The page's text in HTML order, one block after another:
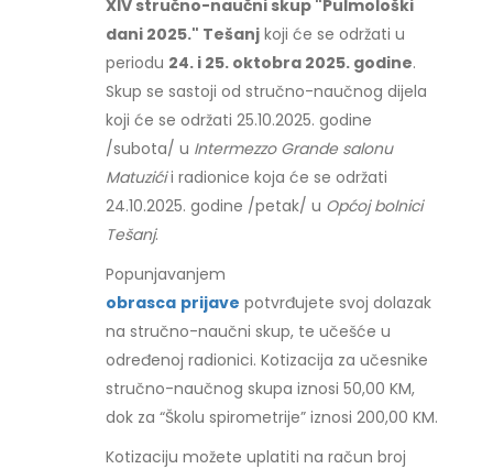
XIV stručno-naučni skup "Pulmološki
dani 2025." Tešanj koji će se održati u
periodu 24. i 25. oktobra 2025. godine.
Skup se sastoji od stručno-naučnog dijela
koji će se održati 25.10.2025. godine
/subota/ u Intermezzo Grande salonu
Matuzićii radionice koja će se održati
24.10.2025. godine /petak/ u Općoj bolnici
Tešanj.
Popunjavanjem
obrasca prijave potvrđujete svoj dolazak
na stručno-naučni skup, te učešće u
određenoj radionici. Kotizacija za učesnike
stručno-naučnog skupa iznosi 50,00 KM,
dok za “Školu spirometrije” iznosi 200,00 KM.
Kotizaciju možete uplatiti na račun broj